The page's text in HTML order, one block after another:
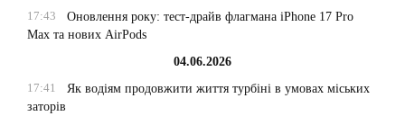
17:43
Оновлення року: тест-драйв флагмана iPhone 17 Pro
Max та нових AirPods
04.06.2026
17:41
Як водіям продовжити життя турбіні в умовах міських
заторів